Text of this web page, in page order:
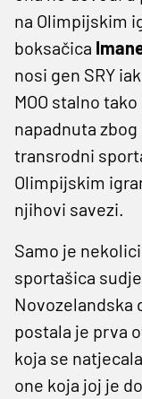
na Olimpijskim
boksačica
nosi gen SRY
MOO stalno
napadnuta
transrodni
Olimpijskim
njihovi savezi.
Samo je
sportašica
Novozelandska
postala je prva
koja se
one koja joj je